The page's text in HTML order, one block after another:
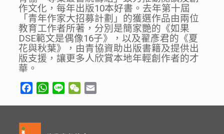
作文化，每年出版10本好書。去年第十屆
「青年作家大招募計劃」的獲選作品由兩位
教育工作者所著，分別是簡家艷的《如果
DSE範文是偶像16子》，以及翟彥君的《夏
花與秋葉》，由青協資助出版書籍及提供出
版支援，讓更多人欣賞本地年輕創作者的才
華。
FacebookWhatsApp
Line WeChat